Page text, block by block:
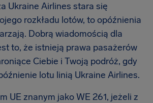
Ukraine Airlines stara się
rozkładu lotów, to opóźnienia
Dobrą wiadomością dla
to, że istnieją prawa pasażerów
Ciebie i Twoją podróż, gdy
lotu linią Ukraine Airlines.
UE znanym jako WE 261, jeżeli z